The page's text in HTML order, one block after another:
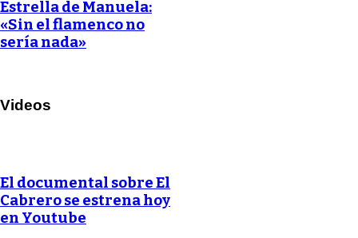
Estrella de Manuela:
«Sin el flamenco no
sería nada»
Videos
El documental sobre El
Cabrero se estrena hoy
en Youtube